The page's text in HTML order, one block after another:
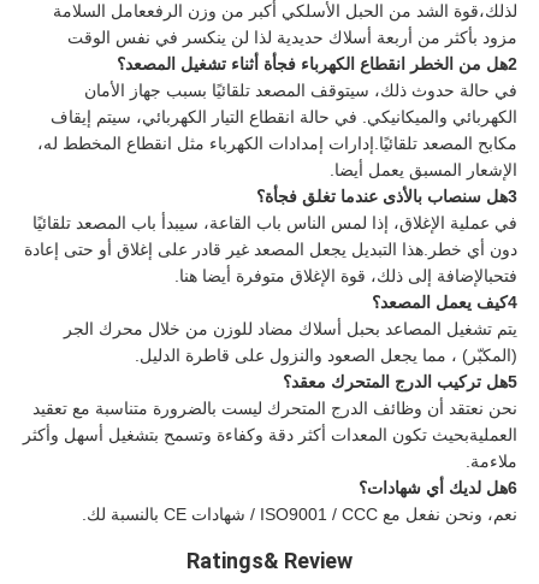
لذلك،قوة الشد من الحبل الأسلكي أكبر من وزن الرفععامل السلامة
مزود بأكثر من أربعة أسلاك حديدية لذا لن ينكسر في نفس الوقت
2هل من الخطر انقطاع الكهرباء فجأة أثناء تشغيل المصعد؟
في حالة حدوث ذلك، سيتوقف المصعد تلقائيًا بسبب جهاز الأمان
الكهربائي والميكانيكي. في حالة انقطاع التيار الكهربائي، سيتم إيقاف
مكابح المصعد تلقائيًا.إدارات إمدادات الكهرباء مثل انقطاع المخطط له،
الإشعار المسبق يعمل أيضا.
3هل سنصاب بالأذى عندما تغلق فجأة؟
في عملية الإغلاق، إذا لمس الناس باب القاعة، سيبدأ باب المصعد تلقائيًا
دون أي خطر.هذا التبديل يجعل المصعد غير قادر على إغلاق أو حتى إعادة
فتحبالإضافة إلى ذلك، قوة الإغلاق متوفرة أيضا هنا.
4كيف يعمل المصعد؟
يتم تشغيل المصاعد بحبل أسلاك مضاد للوزن من خلال محرك الجر
(المكبّر) ، مما يجعل الصعود والنزول على قاطرة الدليل.
5هل تركيب الدرج المتحرك معقد؟
نحن نعتقد أن وظائف الدرج المتحرك ليست بالضرورة متناسبة مع تعقيد
العمليةبحيث تكون المعدات أكثر دقة وكفاءة وتسمح بتشغيل أسهل وأكثر
ملاءمة.
6هل لديك أي شهادات؟
نعم، ونحن نفعل مع ISO9001 / CCC / شهادات CE بالنسبة لك.
Ratings& Review